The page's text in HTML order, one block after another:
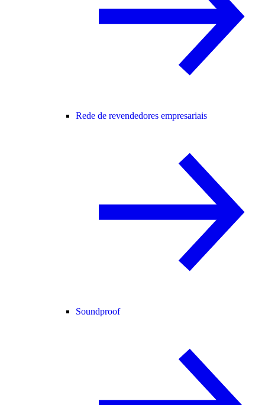
Rede de revendedores empresariais
Soundproof